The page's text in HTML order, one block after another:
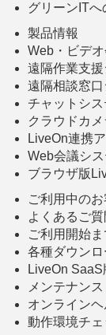
グリーンITへ
製品情報
Web・ビデ
遠隔作業支
遠隔相談窓口
チャットシ
クラウドカ
LiveOn連携
Web会議シ
ブラウザ版
ご利用中のお
よくあるご質
ご利用開始
各種ダウンロ
LiveOn
メンテナン
オンライン
動作環境チ